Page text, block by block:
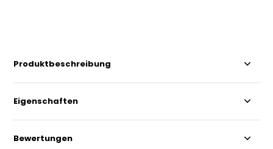
Produktbeschreibung
Eigenschaften
Bewertungen